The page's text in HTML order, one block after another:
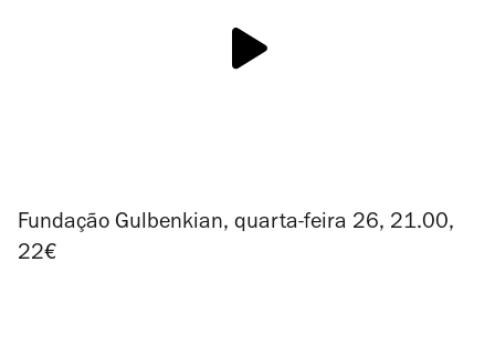
Fundação Gulbenkian, quarta-feira 26, 21.00,
22€